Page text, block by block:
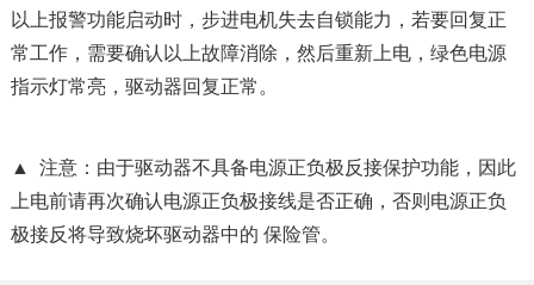
以上报警功能启动时，步进电机失去自锁能力，若要回复正
常工作，需要确认以上故障消除，然后重新上电，绿色电源
指示灯常亮，驱动器回复正常。
▲ 注意：由于驱动器不具备电源正负极反接保护功能，因此
上电前请再次确认电源正负极接线是否正确，否则电源正负
极接反将导致烧坏驱动器中的 保险管。